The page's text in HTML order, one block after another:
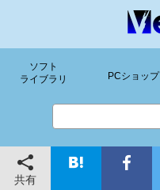
ソフト
ライブラリ
PCショップ
共有